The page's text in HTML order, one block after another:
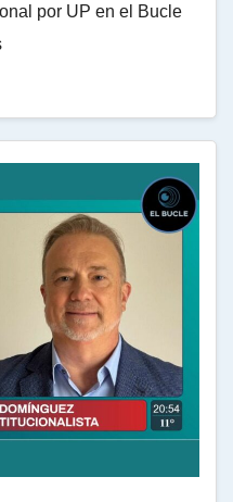
por UP en el Bucle